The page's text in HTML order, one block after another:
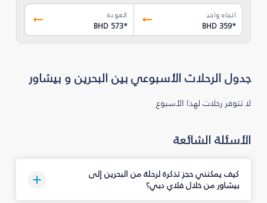
اتجاه واحد
BHD 359*
العودة
BHD 573*
جدول الرحلات الأسبوعي بين البحرين و بيشاور
لا تتوفر رحلات لهذا الأسبوع
الأسئلة الشائعة
كيف يمكنني حجز تذكرة لرحلة من البحرين إلى
بيشاور من خلال فلاي دبي؟